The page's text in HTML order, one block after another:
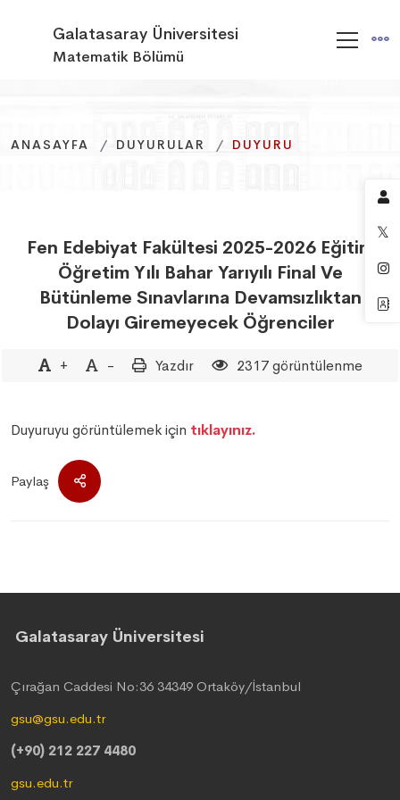
Galatasaray Üniversitesi
Matematik Bölümü
ANASAYFA DUYURULAR DUYURU
ANASAYFA DUYURULAR DUYURU
ANASAYFA DUYURULAR DUYURU
Fen Edebiyat Fakültesi 2025-2026 Eğitim
Öğretim Yılı Bahar Yarıyılı Final Ve
Bütünleme Sınavlarına Devamsızlıktan
Dolayı Giremeyecek Öğrenciler
+ - Yazdır 2317 görüntülenme
Duyuruyu görüntülemek için tıklayınız.
Paylaş
Galatasaray Üniversitesi
Çırağan Caddesi No:36 34349 Ortaköy/İstanbul
gsu@gsu.edu.tr
(+90) 212 227 4480
gsu.edu.tr